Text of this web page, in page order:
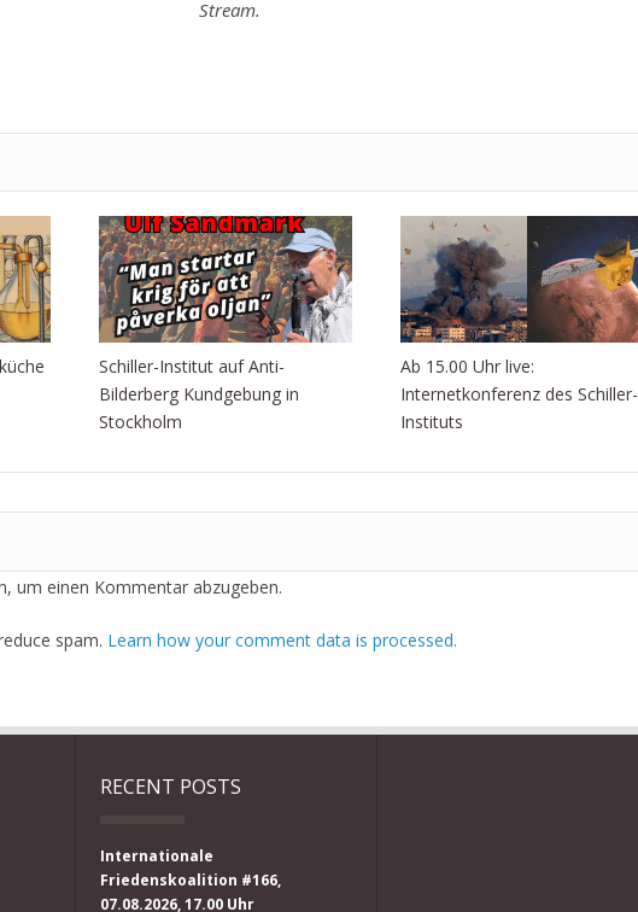
Stream.
Schiller-Institut auf Anti-
Bilderberg Kundgebung in
Stockholm
Ab 15.00 Uhr live:
Internetkonferenz des Schiller-
Instituts
um einen Kommentar abzugeben.
spam. Learn how your comment data is processed.
RECENT POSTS
Internationale
Friedenskoalition #166,
07.08.2026, 17.00 Uhr